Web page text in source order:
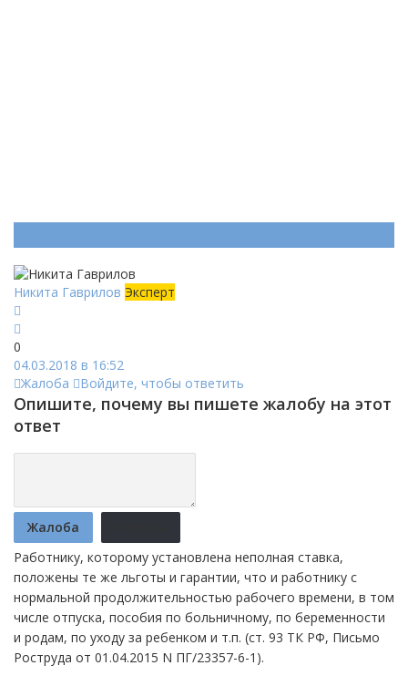
Никита Гаврилов Эксперт
0
04.03.2018 в 16:52
Жалоба
Войдите, чтобы ответить
Опишите, почему вы пишете жалобу на этот
ответ
Жалоба
Работнику, которому установлена неполная ставка,
положены те же льготы и гарантии, что и работнику с
нормальной продолжительностью рабочего времени, в том
числе отпуска, пособия по больничному, по беременности
и родам, по уходу за ребенком и т.п. (ст. 93 ТК РФ, Письмо
Роструда от 01.04.2015 N ПГ/23357-6-1).